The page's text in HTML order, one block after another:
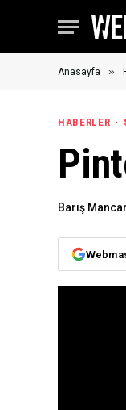
Anasayfa »
HABERLER
Barış Mancar